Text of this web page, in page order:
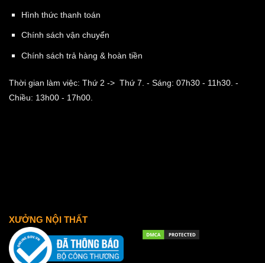
Hình thức thanh toán
Chính sách vận chuyển
Chính sách trả hàng & hoàn tiền
Thời gian làm việc: Thứ 2 -> Thứ 7. - Sáng: 07h30 - 11h30. -
Chiều: 13h00 - 17h00.
XƯỞNG NỘI THẤT